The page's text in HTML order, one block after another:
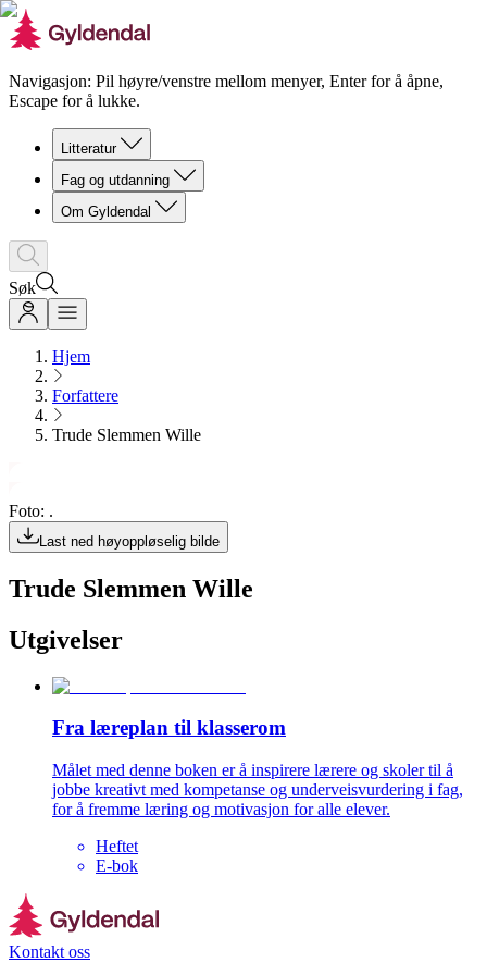
Navigasjon: Pil høyre/venstre mellom menyer, Enter for å åpne,
Escape for å lukke.
Litteratur
Fag og utdanning
Om Gyldendal
Søk
Hjem
Forfattere
Trude Slemmen Wille
Foto: .
Last ned høyoppløselig bilde
Trude Slemmen Wille
Utgivelser
Fra læreplan til klasserom
Målet med denne boken er å inspirere lærere og skoler til å
jobbe kreativt med kompetanse og underveisvurdering i fag,
for å fremme læring og motivasjon for alle elever.
Heftet
E-bok
Kontakt oss